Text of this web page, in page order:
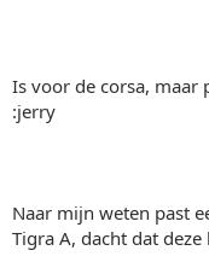
Is voor de corsa, maar
:jerry
Naar mijn weten past
Tigra A, dacht dat